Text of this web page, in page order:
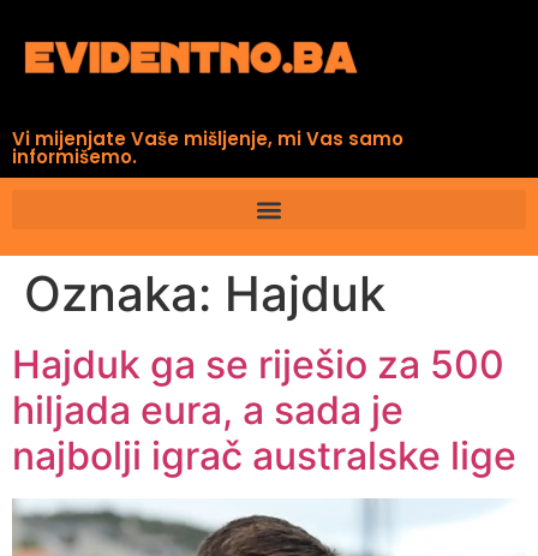
Vi mijenjate Vaše mišljenje, mi Vas samo
informišemo.
Oznaka: Hajduk
Hajduk ga se riješio za 500
hiljada eura, a sada je
najbolji igrač australske lige